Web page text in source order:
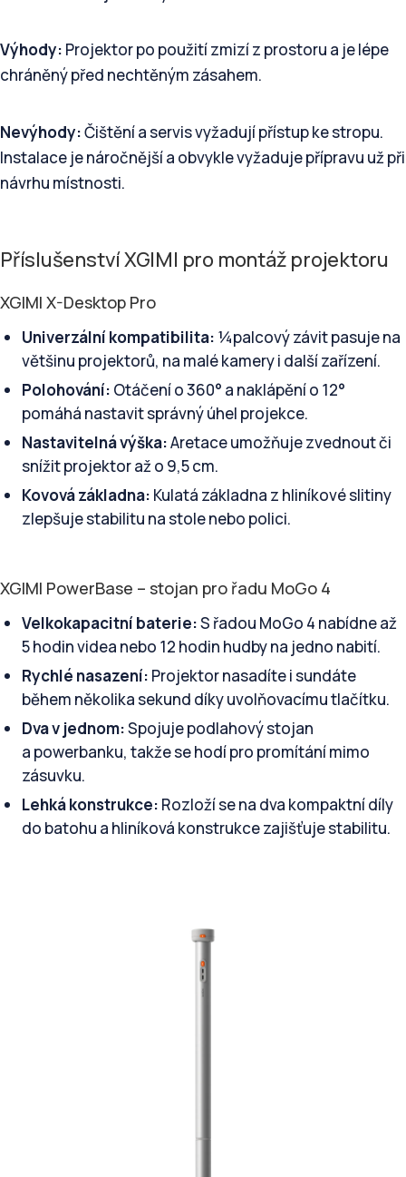
Výhody: Projektor po použití zmizí z prostoru a je lépe
chráněný před nechtěným zásahem.
Nevýhody:Čištění a servis vyžadují přístup ke stropu.
Instalace je náročnější a obvykle vyžaduje přípravu už při
návrhu místnosti.
Příslušenství XGIMI pro montáž projektoru
XGIMI X-Desktop Pro
Univerzální kompatibilita: ¼palcový závit pasuje na
většinu projektorů, na malé kamery i další zařízení.
Polohování: Otáčení o 360° a naklápění o 12°
pomáhá nastavit správný úhel projekce.
Nastavitelná výška:Aretace umožňuje zvednout či
snížit projektor až o 9,5 cm.
Kovová základna: Kulatá základna z hliníkové slitiny
zlepšuje stabilitu na stole nebo polici.
XGIMI PowerBase – stojan pro řadu MoGo 4
Velkokapacitní baterie:S řadou MoGo 4 nabídne až
5 hodin videa nebo 12 hodin hudby na jedno nabití.
Rychlé nasazení: Projektor nasadíte i sundáte
během několika sekund díky uvolňovacímu tlačítku.
Dva v jednom:Spojuje podlahový stojan
a powerbanku, takže se hodí pro promítání mimo
zásuvku.
Lehká konstrukce: Rozloží se na dva kompaktní díly
do batohu a hliníková konstrukce zajišťuje stabilitu.